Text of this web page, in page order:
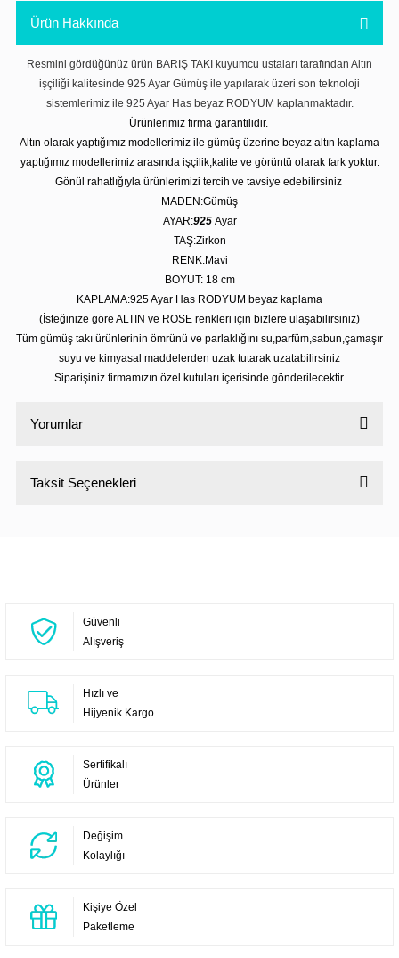
Ürün Hakkında
Resmini gördüğünüz ürün BARIŞ TAKI kuyumcu ustaları tarafından Altın
işçiliği kalitesinde 925 Ayar Gümüş ile yapılarak üzeri son teknoloji
sistemlerimiz ile 925 Ayar Has beyaz RODYUM kaplanmaktadır.
Ürünlerimiz firma garantilidir.
Altın olarak yaptığımız modellerimiz ile gümüş üzerine beyaz altın kaplama
yaptığımız modellerimiz arasında işçilik,kalite ve görüntü olarak fark yoktur.
Gönül rahatlığıyla ürünlerimizi tercih ve tavsiye edebilirsiniz
MADEN:Gümüş
AYAR:925 Ayar
TAŞ:Zirkon
RENK:Mavi
BOYUT: 18 cm
KAPLAMA:925 Ayar Has RODYUM beyaz kaplama
(İsteğinize göre ALTIN ve ROSE renkleri için bizlere ulaşabilirsiniz)
Tüm gümüş takı ürünlerinin ömrünü ve parlaklığını su,parfüm,sabun,çamaşır
suyu ve kimyasal maddelerden uzak tutarak uzatabilirsiniz
Siparişiniz firmamızın özel kutuları içerisinde gönderilecektir.
Yorumlar
Taksit Seçenekleri
Güvenli
Alışveriş
Hızlı ve
Hijyenik Kargo
Sertifikalı
Ürünler
Değişim
Kolaylığı
Kişiye Özel
Paketleme